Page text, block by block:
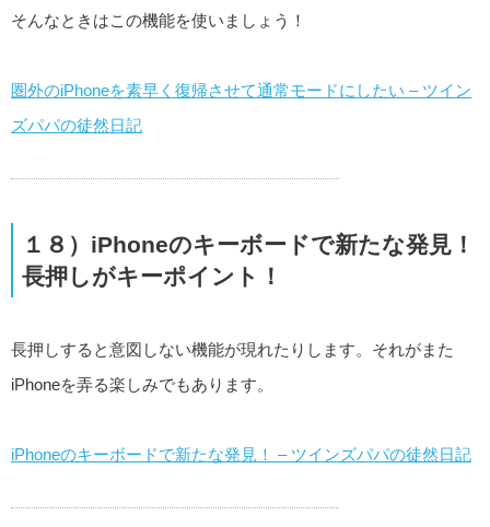
そんなときはこの機能を使いましょう！
圏外のiPhoneを素早く復帰させて通常モードにしたい – ツイン
ズパパの徒然日記
１８）iPhoneのキーボードで新たな発見！
長押しがキーポイント！
長押しすると意図しない機能が現れたりします。それがまた
iPhoneを弄る楽しみでもあります。
iPhoneのキーボードで新たな発見！ – ツインズパパの徒然日記